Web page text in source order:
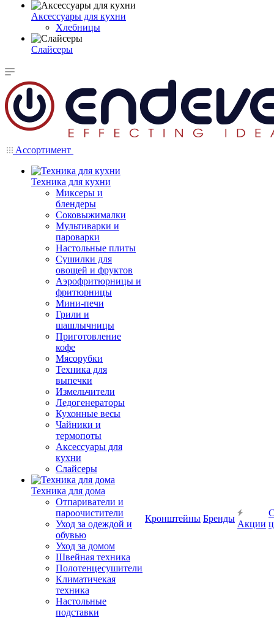
Аксессуары для кухни
Хлебницы
Слайсеры
Ассортимент
Техника для кухни
Миксеры и
блендеры
Соковыжималки
Мультиварки и
пароварки
Настольные плиты
Сушилки для
овощей и фруктов
Аэрофритюрницы и
фритюрницы
Мини-печи
Грили и
шашлычницы
Приготовление
кофе
Мясорубки
Техника для
выпечки
Измельчители
Ледогенераторы
Кухонные весы
Чайники и
термопоты
Аксессуары для
кухни
Слайсеры
Техника для дома
Отпариватели и
пароочистители
Уход за одеждой и
обувью
Уход за домом
Швейная техника
Полотенцесушители
Климатичекая
техника
Настольные
подставки
Кронштейны Бренды
Акции